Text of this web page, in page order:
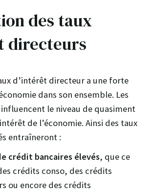
des taux
directeurs
d’intérêt directeur a une forte
dans son ensemble. Les
le niveau de quasiment
de l’économie. Ainsi des taux
entraîneront :
crédit bancaires élevés, que ce
crédits conso, des crédits
ou encore des crédits